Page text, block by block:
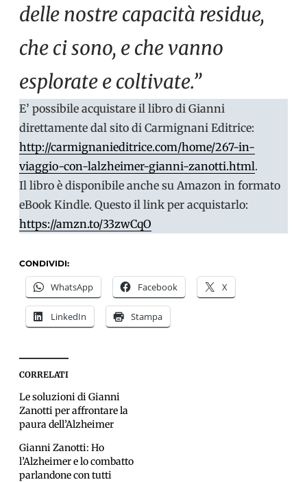
delle nostre capacità residue,
che ci sono, e che vanno
esplorate e coltivate.”
E’ possibile acquistare il libro di Gianni
direttamente dal sito di Carmignani Editrice:
http://carmignanieditrice.com/home/267-in-
viaggio-con-lalzheimer-gianni-zanotti.html.
Il libro è disponibile anche su Amazon in formato
eBook Kindle. Questo il link per acquistarlo:
https://amzn.to/33zwCqO
CONDIVIDI:
WhatsApp Facebook X
LinkedIn Stampa
CORRELATI
Le soluzioni di Gianni
Zanotti per affrontare la
paura dell’Alzheimer
Gianni Zanotti: Ho
l’Alzheimer e lo combatto
parlandone con tutti